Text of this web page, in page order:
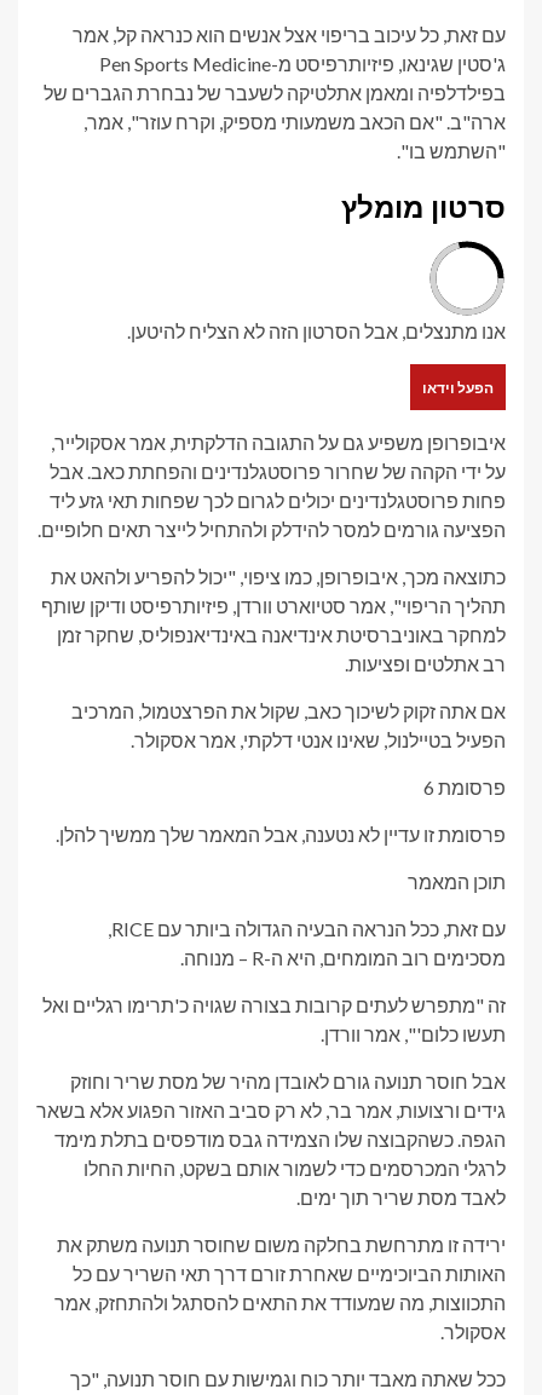
עם זאת, כל עיכוב בריפוי אצל אנשים הוא כנראה קל, אמר
ג'סטין שגינאו, פיזיותרפיסט מ-Pen Sports Medicine
בפילדלפיה ומאמן אתלטיקה לשעבר של נבחרת הגברים של
ארה"ב. "אם הכאב משמעותי מספיק, וקרח עוזר", אמר,
"השתמש בו".
סרטון מומלץ
אנו מתנצלים, אבל הסרטון הזה לא הצליח להיטען.
הפעל וידאו
איבופרופן משפיע גם על התגובה הדלקתית, אמר אסקולייר,
על ידי הקהה של שחרור פרוסטגלנדינים והפחתת כאב. אבל
פחות פרוסטגלנדינים יכולים לגרום לכך שפחות תאי גזע ליד
הפציעה גורמים למסר להידלק ולהתחיל לייצר תאים חלופיים.
כתוצאה מכך, איבופרופן, כמו ציפוי, "יכול להפריע ולהאט את
תהליך הריפוי", אמר סטיוארט וורדן, פיזיותרפיסט ודיקן שותף
למחקר באוניברסיטת אינדיאנה באינדיאנפוליס, שחקר זמן
רב אתלטים ופציעות.
אם אתה זקוק לשיכוך כאב, שקול את הפרצטמול, המרכיב
הפעיל בטיילנול, שאינו אנטי דלקתי, אמר אסקולר.
פרסומת 6
פרסומת זו עדיין לא נטענה, אבל המאמר שלך ממשיך להלן.
תוכן המאמר
עם זאת, ככל הנראה הבעיה הגדולה ביותר עם RICE,
מסכימים רוב המומחים, היא ה-R – מנוחה.
זה "מתפרש לעתים קרובות בצורה שגויה כ'תרימו רגליים ואל
תעשו כלום'", אמר וורדן.
אבל חוסר תנועה גורם לאובדן מהיר של מסת שריר וחוזק
גידים ורצועות, אמר בר, לא רק סביב האזור הפגוע אלא בשאר
הגפה. כשהקבוצה שלו הצמידה גבס מודפסים בתלת מימד
לרגלי המכרסמים כדי לשמור אותם בשקט, החיות החלו
לאבד מסת שריר תוך ימים.
ירידה זו מתרחשת בחלקה משום שחוסר תנועה משתק את
האותות הביוכימיים שאחרת זורם דרך תאי השריר עם כל
התכווצות, מה שמעודד את התאים להסתגל ולהתחזק, אמר
אסקולר.
ככל שאתה מאבד יותר כוח וגמישות עם חוסר תנועה, "כך